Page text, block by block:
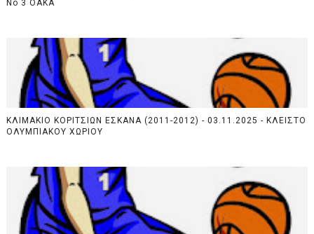
Νο 3 ΟΑΚΑ
ΚΛΙΜΑΚΙΟ ΚΟΡΙΤΣΙΩΝ ΕΣΚΑΝΑ (2011-2012) - 03.11.2025 - ΚΛΕΙΣΤΟ
ΟΛΥΜΠΙΑΚΟΥ ΧΩΡΙΟΥ